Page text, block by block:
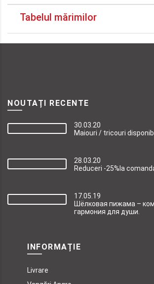
Tabelul mărimilor
NOUTAȚI RECENTE
30.03.20
Maiouri / tricouri
28.03.20
Reduceri -25%la
17.05.19
Шёлковая пижама –
гармония для души.
INFORMAȚIE
Livrare